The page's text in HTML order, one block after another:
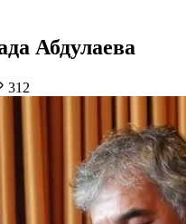
Абдулаева
312